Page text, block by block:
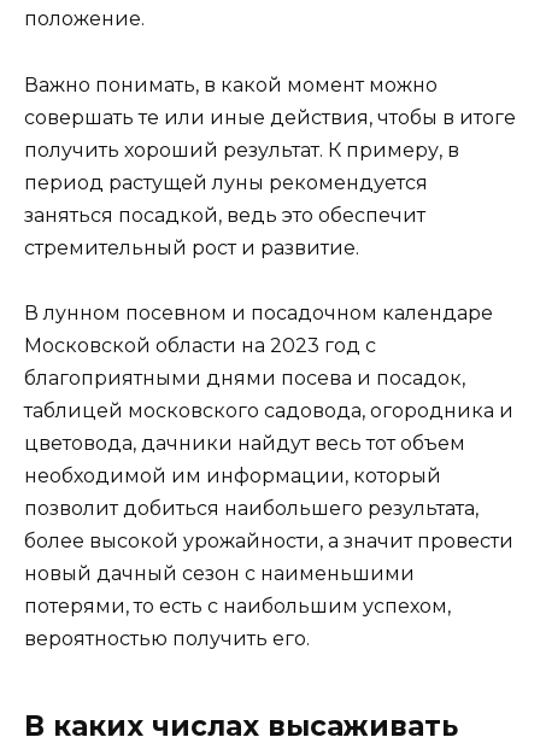
положение.
Важно понимать, в какой момент можно
совершать те или иные действия, чтобы в итоге
получить хороший результат. К примеру, в
период растущей луны рекомендуется
заняться посадкой, ведь это обеспечит
стремительный рост и развитие.
В лунном посевном и посадочном календаре
Московской области на 2023 год с
благоприятными днями посева и посадок,
таблицей московского садовода, огородника и
цветовода, дачники найдут весь тот объем
необходимой им информации, который
позволит добиться наибольшего результата,
более высокой урожайности, а значит провести
новый дачный сезон с наименьшими
потерями, то есть с наибольшим успехом,
вероятностью получить его.
В каких числах высаживать